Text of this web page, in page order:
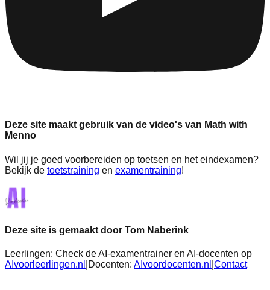
Deze site maakt gebruik van de video's van Math with
Menno
Wil jij je goed voorbereiden op toetsen en het eindexamen?
Bekijk de toetstraining en examentraining!
Deze site is gemaakt door Tom Naberink
Leerlingen: Check de AI-examentrainer en AI-docenten op
AIvoorleerlingen.nl
Docenten: AIvoordocenten.nl Contact